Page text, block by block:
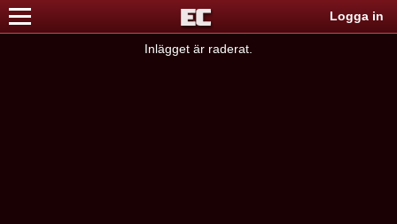
Logga in
Inlägget är raderat.